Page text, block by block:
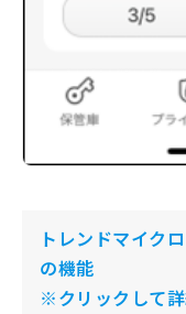
トレンドマイク
の機能
※クリックして